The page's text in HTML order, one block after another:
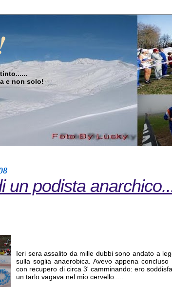
e non solo!
un podista
Ieri sera assalito da mille dubbi sono andato a
sulla soglia anaerobica. Avevo appena
con recupero di circa 3' camminando: ero
un tarlo vagava nel mio cervello.....